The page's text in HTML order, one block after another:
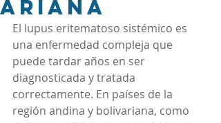
ariana
El lupus eritematoso sistémico es
una enfermedad compleja que
puede tardar años en ser
diagnosticada y tratada
correctamente. En países de la
región andina y bolivariana, como